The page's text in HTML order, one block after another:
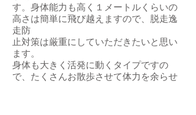
す。身体能力も高く１メートルくらいの
高さは簡単に飛び越えますので、脱走逸
走防
止対策は厳重にしていただきたいと思い
ます。
身体も大きく活発に動くタイプですの
で、たくさんお散歩させて体力を余らせ